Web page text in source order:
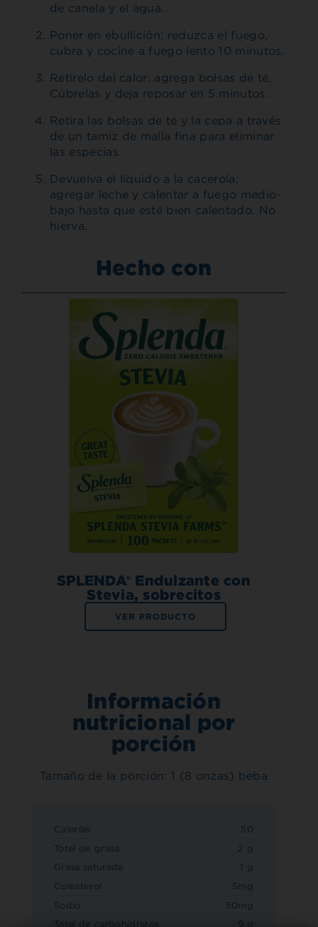
de canela y el agua.
Poner en ebullición; reduzca el fuego,
cubra y cocine a fuego lento 10 minutos.
Retírelo del calor; agrega bolsas de té,
Cúbrelas y deja reposar en 5 minutos.
Retira las bolsas de té y la cepa a través
de un tamiz de malla fina para eliminar
las especias.
Devuelva el líquido a la cacerola;
agregar leche y calentar a fuego medio-
bajo hasta que esté bien calentado. No
hierva.
Hecho con
SPLENDA® Endulzante con
Stevia, sobrecitos
VER PRODUCTO
Información
nutricional por
porción
Tamaño de la porción: 1 (8 onzas) beba
Calorías
50
Total de grasa
2 g
Grasa saturada
1 g
Colesterol
5mg
Sodio
50mg
Total de carbohidratos
9 g